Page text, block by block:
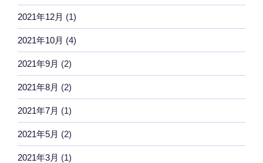
2021年12月 (1)
2021年10月 (4)
2021年9月 (2)
2021年8月 (2)
2021年7月 (1)
2021年5月 (2)
2021年3月 (1)